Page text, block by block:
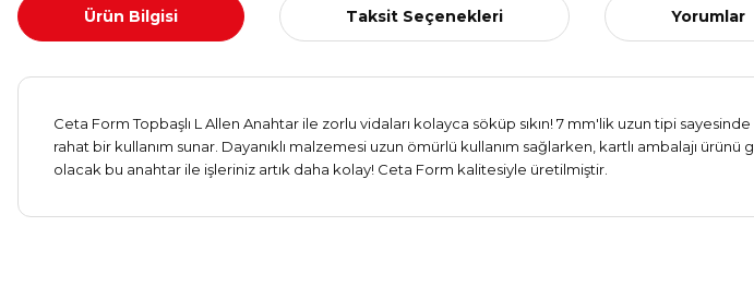
Ürün Bilgisi Taksit Seçenekleri Yorumlar
Ceta Form Topbaşlı L Allen Anahtar ile zorlu vidaları kolayca söküp sıkın! 7 mm'lik uzun tipi
rahat bir kullanım sunar. Dayanıklı malzemesi uzun ömürlü kullanım sağlarken, kartlı ambalajı
olacak bu anahtar ile işleriniz artık daha kolay! Ceta Form kalitesiyle üretilmiştir.